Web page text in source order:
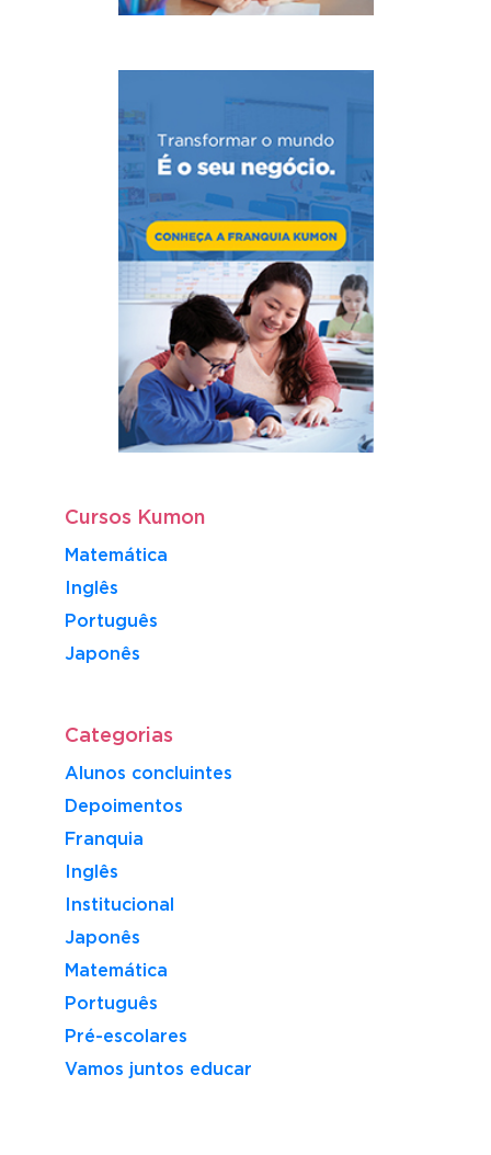
Cursos Kumon
Matemática
Inglês
Português
​Japonês
Categorias
Alunos concluintes
Depoimentos
Franquia
Inglês
Institucional
Japonês
Matemática
Português
Pré-escolares
Vamos juntos educar